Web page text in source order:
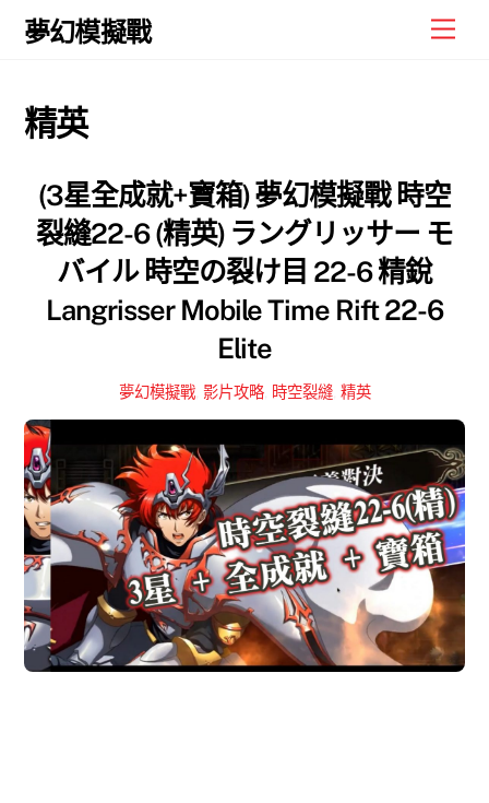
Skip
夢幻模擬戰
精英
(3星全成就+寶箱) 夢幻模擬戰 時空
裂縫22-6 (精英) ラングリッサー モ
バイル 時空の裂け目 22-6 精銳
Langrisser Mobile Time Rift 22-6
Elite
夢幻模擬戰, 影片攻略, 時空裂縫, 精英